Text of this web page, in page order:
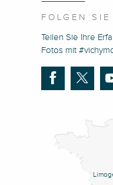
FOLGEN SIE
Teilen Sie Ihre
Fotos mit